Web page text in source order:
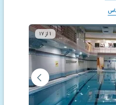
۱ از ۱۷